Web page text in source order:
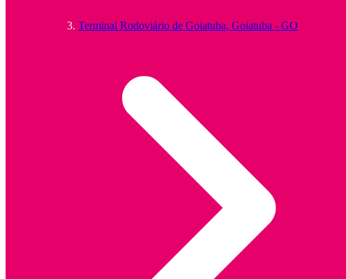
Terminal Rodoviário de Goiatuba, Goiatuba - GO